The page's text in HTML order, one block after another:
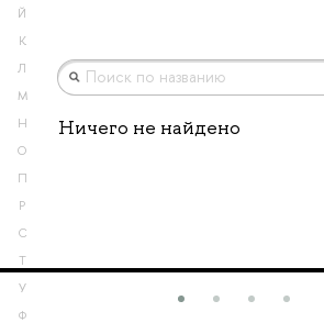
Й
К
Л
М
Н
О
П
Р
С
Т
У
Ф
Ничего не найдено